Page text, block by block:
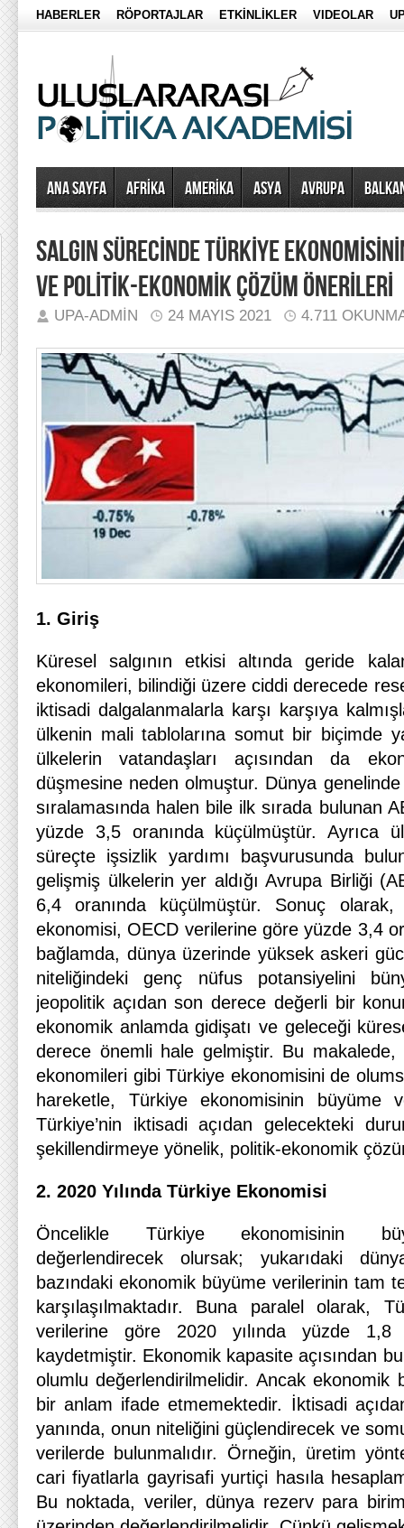
HABERLER RÖPORTAJLAR ETKİNLİKLER VIDEOLAR
Ana Sayfa AFRİKA AMERİKA ASYA AVRUPA
SALGIN SÜRECİNDE TÜRKİYE
VE POLİTİK-EKONOMİK ÇÖZÜM ÖNERİLERİ
UPA-ADMIN 24 MAYIS 2021 4.711
1. Giriş
Küresel salgının etkisi altında geride
ekonomileri, bilindiği üzere ciddi derecede
iktisadi dalgalanmalarla karşı karşıya
ülkenin mali tablolarına somut bir biçimde
ülkelerin vatandaşları açısından da
düşmesine neden olmuştur. Dünya
sıralamasında halen bile ilk sırada bulunan
yüzde 3,5 oranında küçülmüştür. Ayrıca
süreçte işsizlik yardımı başvurusunda
gelişmiş ülkelerin yer aldığı Avrupa Birliği
6,4 oranında küçülmüştür. Sonuç
ekonomisi, OECD verilerine göre yüzde 3,4
bağlamda, dünya üzerinde yüksek askeri
niteliğindeki genç nüfus potansiyelini
jeopolitik açıdan son derece değerli bir
ekonomik anlamda gidişatı ve geleceği
derece önemli hale gelmiştir. Bu makalede,
ekonomileri gibi Türkiye ekonomisini de
hareketle, Türkiye ekonomisinin büyüme
Türkiye’nin iktisadi açıdan gelecekteki
şekillendirmeye yönelik, politik-ekonomik
2. 2020 Yılında Türkiye Ekonomisi
Öncelikle Türkiye ekonomisinin
değerlendirecek olursak; yukarıdaki
bazındaki ekonomik büyüme verilerinin tam
karşılaşılmaktadır. Buna paralel olarak,
verilerine göre 2020 yılında yüzde 1,8
kaydetmiştir. Ekonomik kapasite açısından
olumlu değerlendirilmelidir. Ancak ekonomik
bir anlam ifade etmemektedir. İktisadi
yanında, onun niteliğini güçlendirecek ve
verilerde bulunmalıdır. Örneğin, üretim
cari fiyatlarla gayrisafi yurtiçi hasıla
Bu noktada, veriler, dünya rezerv para